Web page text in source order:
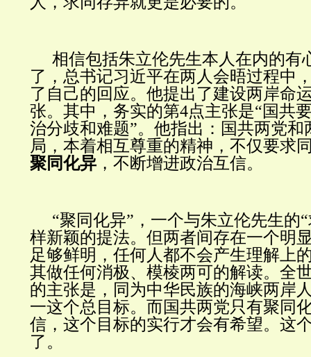
相信包括朱立伦先生本人在内的有
了，总书记习近平在两人会晤过程中
了自己的回应。他提出了建设两岸命
张。其中，务实的第4点主张是“国共
治分歧和难题”。他指出：国共两党和
局，本着相互尊重的精神，不仅要求
聚同化异 ，不断增进政治互信。
“聚同化异”，一个与朱立伦先生的
样新颖的提法。但两者间存在一个明
足够鲜明，任何人都不会产生理解上
其做任何消极、模棱两可的解读。全
的主张是，同为中华民族的海峡两岸
一这个总目标。而国共两党只有聚同
信，这个目标的实行才会有希望。这
了。